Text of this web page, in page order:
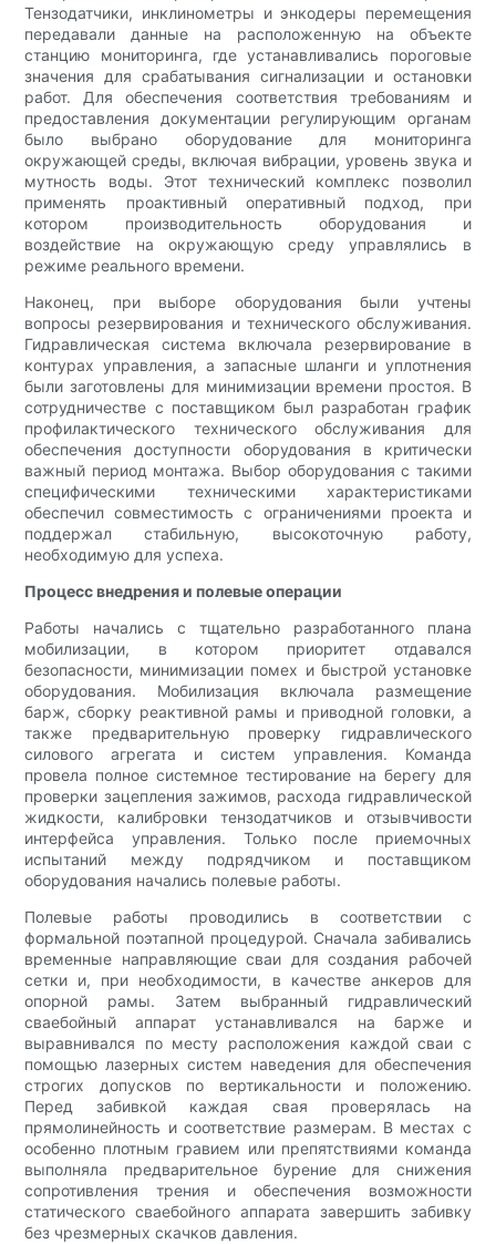
Тензодатчики, инклинометры и энкодеры перемещения
передавали данные на расположенную на объекте
станцию ​​мониторинга, где устанавливались пороговые
значения для срабатывания сигнализации и остановки
работ. Для обеспечения соответствия требованиям и
предоставления документации регулирующим органам
было выбрано оборудование для мониторинга
окружающей среды, включая вибрации, уровень звука и
мутность воды. Этот технический комплекс позволил
применять проактивный оперативный подход, при
котором производительность оборудования и
воздействие на окружающую среду управлялись в
режиме реального времени.
Наконец, при выборе оборудования были учтены
вопросы резервирования и технического обслуживания.
Гидравлическая система включала резервирование в
контурах управления, а запасные шланги и уплотнения
были заготовлены для минимизации времени простоя. В
сотрудничестве с поставщиком был разработан график
профилактического технического обслуживания для
обеспечения доступности оборудования в критически
важный период монтажа. Выбор оборудования с такими
специфическими техническими характеристиками
обеспечил совместимость с ограничениями проекта и
поддержал стабильную, высокоточную работу,
необходимую для успеха.
Процесс внедрения и полевые операции
Работы начались с тщательно разработанного плана
мобилизации, в котором приоритет отдавался
безопасности, минимизации помех и быстрой установке
оборудования. Мобилизация включала размещение
барж, сборку реактивной рамы и приводной головки, а
также предварительную проверку гидравлического
силового агрегата и систем управления. Команда
провела полное системное тестирование на берегу для
проверки зацепления зажимов, расхода гидравлической
жидкости, калибровки тензодатчиков и отзывчивости
интерфейса управления. Только после приемочных
испытаний между подрядчиком и поставщиком
оборудования начались полевые работы.
Полевые работы проводились в соответствии с
формальной поэтапной процедурой. Сначала забивались
временные направляющие сваи для создания рабочей
сетки и, при необходимости, в качестве анкеров для
опорной рамы. Затем выбранный гидравлический
сваебойный аппарат устанавливался на барже и
выравнивался по месту расположения каждой сваи с
помощью лазерных систем наведения для обеспечения
строгих допусков по вертикальности и положению.
Перед забивкой каждая свая проверялась на
прямолинейность и соответствие размерам. В местах с
особенно плотным гравием или препятствиями команда
выполняла предварительное бурение для снижения
сопротивления трения и обеспечения возможности
статического сваебойного аппарата завершить забивку
без чрезмерных скачков давления.